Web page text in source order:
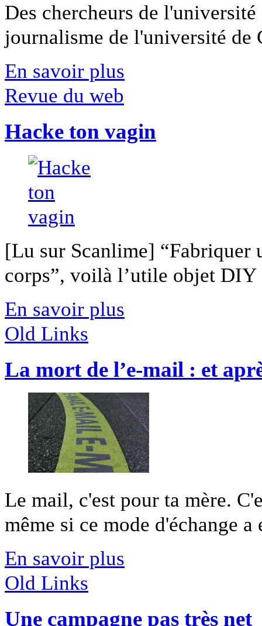
Des chercheurs de
journalisme de l'université
En savoir plus
Revue du web
Hacke ton vagin
[Lu sur Scanlime] “Fabriquer
corps”, voilà l’utile objet
En savoir plus
Old Links
La mort de l’e-mail : et
Le mail, c'est pour ta mère.
même si ce mode d'échange
En savoir plus
Old Links
Une campagne pas très net